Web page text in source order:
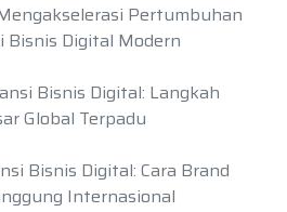
Pertumbuhan
Digital Modern
Bisnis Digital: Langkah
Global Terpadu
Bisnis Digital: Cara Brand
Internasional